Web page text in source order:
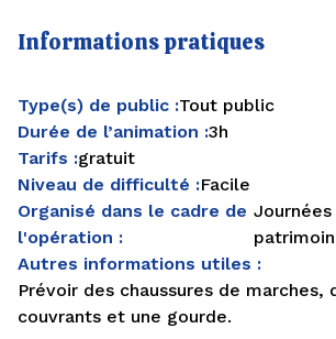
Informations pratiques
Type(s) de public :Tout public
Durée de l’animation :3h
Tarifs :gratuit
Niveau de difficulté :Facile
Organisé dans le cadre de
l'opération :
Autres informations utiles :
Prévoir des chaussures de marches,
couvrants et une gourde.